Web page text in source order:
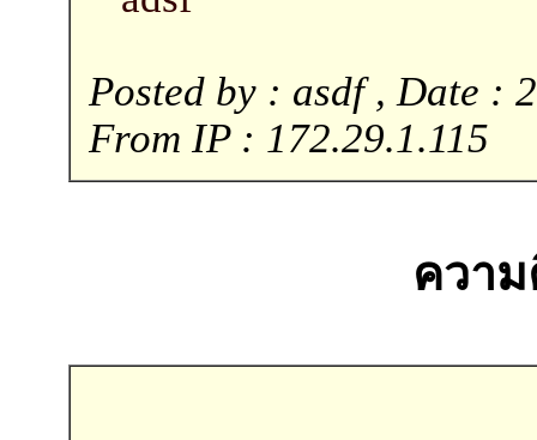
Posted by : asdf , Date :
From IP : 172.29.1.115
ควา